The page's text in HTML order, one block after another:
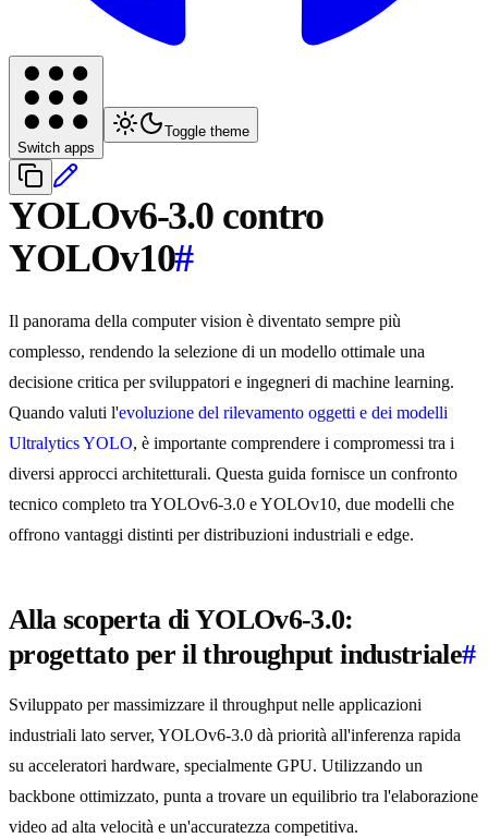
Switch apps
Toggle theme
YOLOv6-3.0 contro
YOLOv10#
Il panorama della computer vision è diventato sempre più
complesso, rendendo la selezione di un modello ottimale una
decisione critica per sviluppatori e ingegneri di machine learning.
Quando valuti l'evoluzione del rilevamento oggetti e dei modelli
Ultralytics YOLO, è importante comprendere i compromessi tra i
diversi approcci architetturali. Questa guida fornisce un confronto
tecnico completo tra YOLOv6-3.0 e YOLOv10, due modelli che
offrono vantaggi distinti per distribuzioni industriali e edge.
Alla scoperta di YOLOv6-3.0:
progettato per il throughput industriale#
Sviluppato per massimizzare il throughput nelle applicazioni
industriali lato server, YOLOv6-3.0 dà priorità all'inferenza rapida
su acceleratori hardware, specialmente GPU. Utilizzando un
backbone ottimizzato, punta a trovare un equilibrio tra l'elaborazione
video ad alta velocità e un'accuratezza competitiva.